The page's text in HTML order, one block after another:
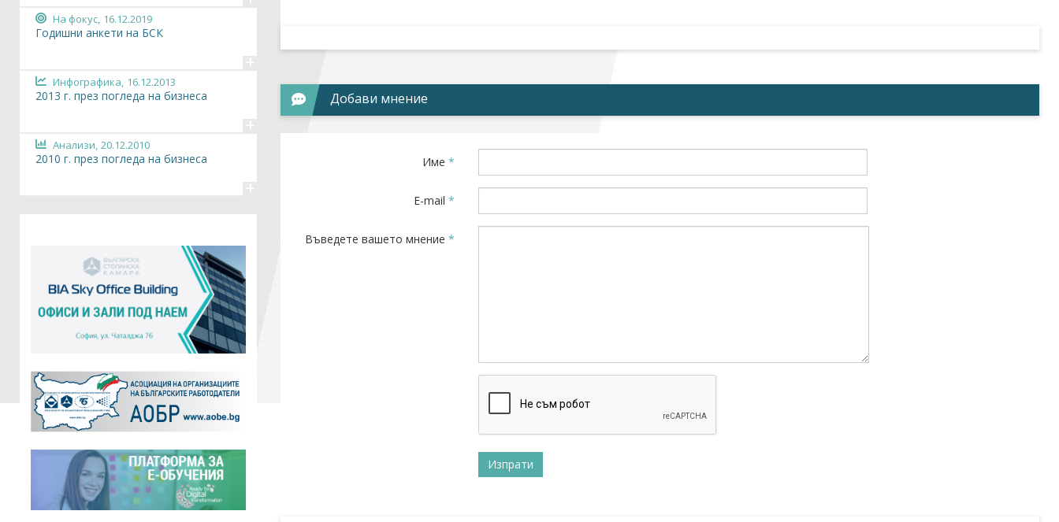
Добави мнение
Име *
E-mail *
Въведете вашето мнение *
На фокус, 16.12.2019
Годишни анкети на БСК
+
Инфографика, 16.12.2013
2013 г. през погледа на бизнеса
+
Анализи, 20.12.2010
2010 г. през погледа на бизнеса
+